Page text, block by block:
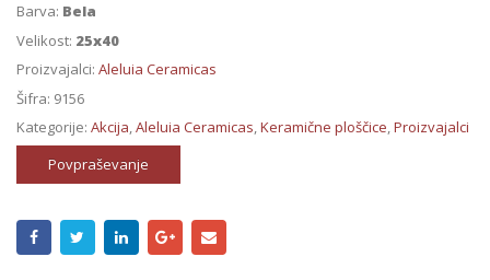
Barva: Bela
Velikost: 25x40
Proizvajalci: Aleluia Ceramicas
Šifra: 9156
Kategorije: Akcija,Aleluia Ceramicas,Keramične ploščice,Proizvajalci
Povpraševanje